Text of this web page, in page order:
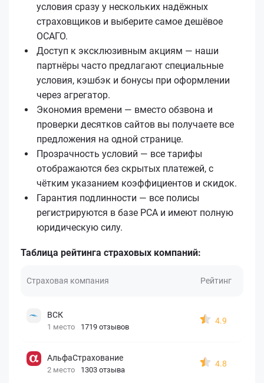
условия сразу у нескольких надёжных
страховщиков и выберите самое дешёвое
ОСАГО.
Доступ к эксклюзивным акциям — наши
партнёры часто предлагают специальные
условия, кэшбэк и бонусы при оформлении
через агрегатор.
Экономия времени — вместо обзвона и
проверки десятков сайтов вы получаете все
предложения на одной странице.
Прозрачность условий — все тарифы
отображаются без скрытых платежей, с
чётким указанием коэффициентов и скидок.
Гарантия подлинности — все полисы
регистрируются в базе РСА и имеют полную
юридическую силу.
Таблица рейтинга страховых компаний:
Страховая компания Рейтинг
ВСК
1 место 1719 отзывов
4.9
АльфаСтрахование
2 место 1303 отзыва
4.8